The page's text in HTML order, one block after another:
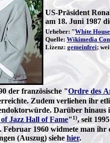
US-Präsident
am 18. Juni 1987
Urheber: "White House
Quelle: Wikimedia
Lizenz: gemeinfrei;
der französische "Ordre des
Zudem verliehen ihr
Darüber hinaus
Jazz Hall of Fame" 1), seit
Februar 1960 widmete man
(Auszug) siehe hier.